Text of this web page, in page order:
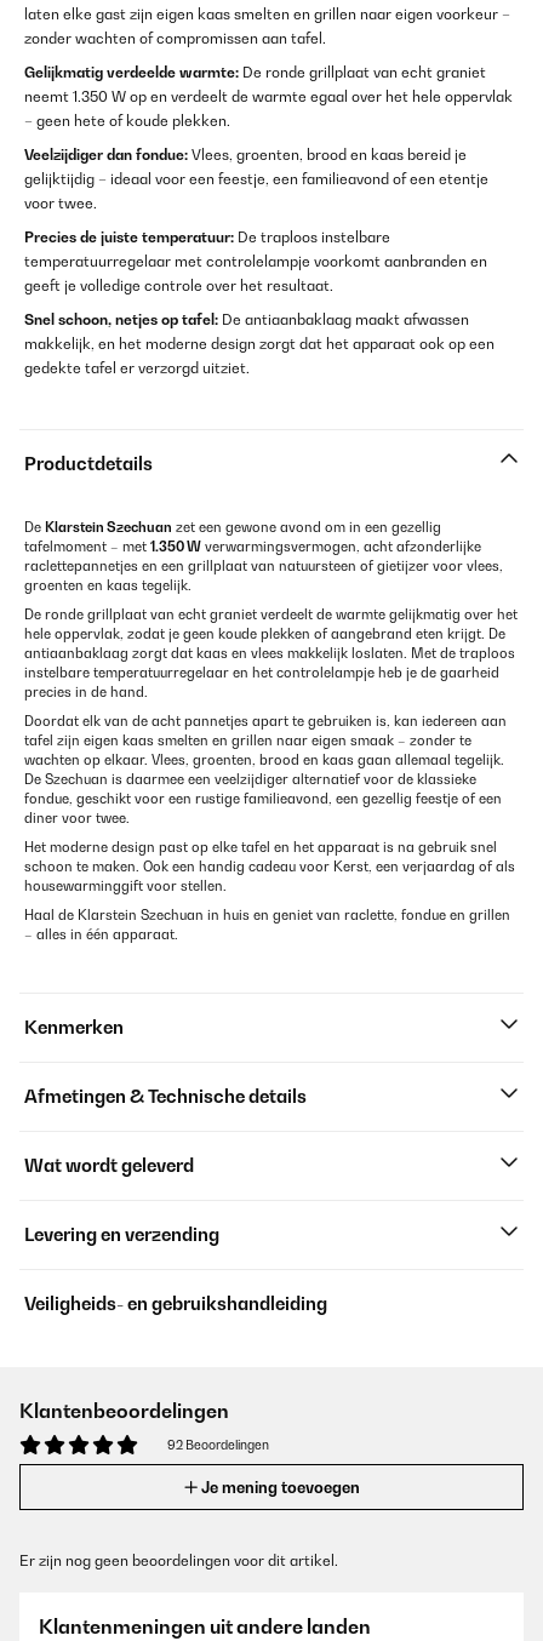
laten elke gast zijn eigen kaas smelten en grillen naar eigen voorkeur –
zonder wachten of compromissen aan tafel.
Gelijkmatig verdeelde warmte: De ronde grillplaat van echt graniet
neemt 1.350 W op en verdeelt de warmte egaal over het hele oppervlak
– geen hete of koude plekken.
Veelzijdiger dan fondue: Vlees, groenten, brood en kaas bereid je
gelijktijdig – ideaal voor een feestje, een familieavond of een etentje
voor twee.
Precies de juiste temperatuur: De traploos instelbare
temperatuurregelaar met controlelampje voorkomt aanbranden en
geeft je volledige controle over het resultaat.
Snel schoon, netjes op tafel: De antiaanbaklaag maakt afwassen
makkelijk, en het moderne design zorgt dat het apparaat ook op een
gedekte tafel er verzorgd uitziet.
Productdetails
De Klarstein Szechuan zet een gewone avond om in een gezellig
tafelmoment – met 1.350 W verwarmingsvermogen, acht afzonderlijke
raclettepannetjes en een grillplaat van natuursteen of gietijzer voor vlees,
groenten en kaas tegelijk.
De ronde grillplaat van echt graniet verdeelt de warmte gelijkmatig over het
hele oppervlak, zodat je geen koude plekken of aangebrand eten krijgt. De
antiaanbaklaag zorgt dat kaas en vlees makkelijk loslaten. Met de traploos
instelbare temperatuurregelaar en het controlelampje heb je de gaarheid
precies in de hand.
Doordat elk van de acht pannetjes apart te gebruiken is, kan iedereen aan
tafel zijn eigen kaas smelten en grillen naar eigen smaak – zonder te
wachten op elkaar. Vlees, groenten, brood en kaas gaan allemaal tegelijk.
De Szechuan is daarmee een veelzijdiger alternatief voor de klassieke
fondue, geschikt voor een rustige familieavond, een gezellig feestje of een
diner voor twee.
Het moderne design past op elke tafel en het apparaat is na gebruik snel
schoon te maken. Ook een handig cadeau voor Kerst, een verjaardag of als
housewarminggift voor stellen.
Haal de Klarstein Szechuan in huis en geniet van raclette, fondue en grillen
– alles in één apparaat.
Kenmerken
Afmetingen & Technische details
Wat wordt geleverd
Levering en verzending
Veiligheids- en gebruikshandleiding
Klantenbeoordelingen
92 Beoordelingen
Je mening toevoegen
Er zijn nog geen beoordelingen voor dit artikel.
Klantenmeningen uit andere landen